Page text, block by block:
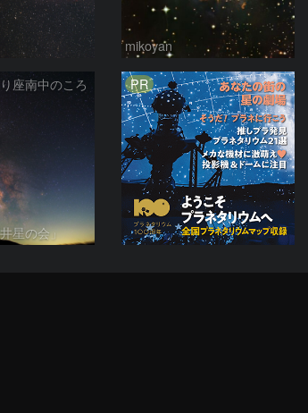
mikoyan
座南中のころ
星の会」
PR